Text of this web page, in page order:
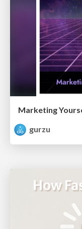
Marketing
gurzu